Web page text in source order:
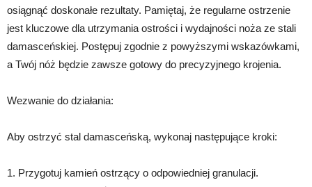
osiągnąć doskonałe rezultaty. Pamiętaj, że regularne ostrzenie
jest kluczowe dla utrzymania ostrości i wydajności noża ze stali
damasceńskiej. Postępuj zgodnie z powyższymi wskazówkami,
a Twój nóż będzie zawsze gotowy do precyzyjnego krojenia.
Wezwanie do działania:
Aby ostrzyć stal damasceńską, wykonaj następujące kroki:
1. Przygotuj kamień ostrzący o odpowiedniej granulacji.